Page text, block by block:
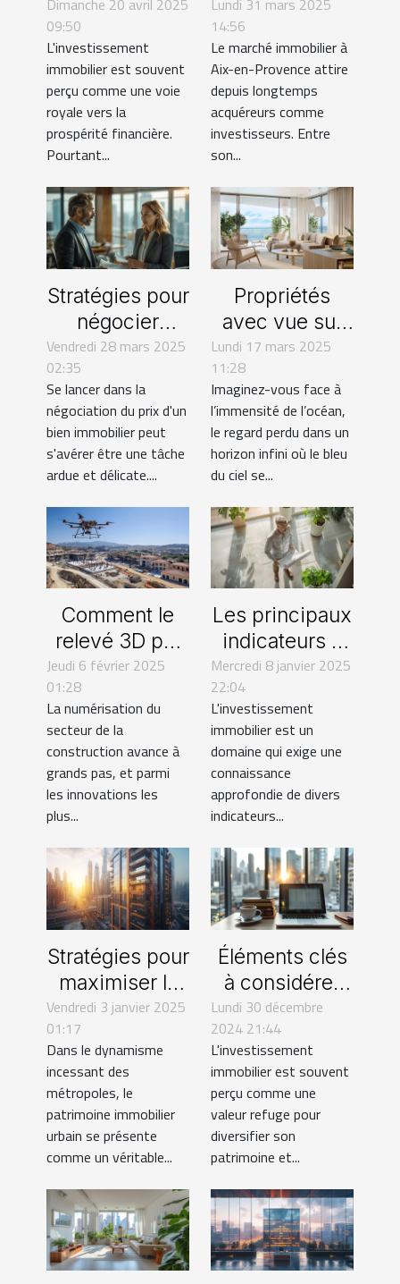
rentabilité de
investissement
immobilier
Dimanche 20 avril 2025
09:50
L'investissement
immobilier est souvent
perçu comme une voie
royale vers la
prospérité financière.
Pourtant...
Provence :
faites appel à
des agents qui
connaissent
vraiment le
marché !
Lundi 31 mars 2025
14:56
Le marché immobilier à
Aix-en-Provence attire
depuis longtemps
acquéreurs comme
investisseurs. Entre
son...
Stratégies pour
négocier
efficacement
le prix d'un
bien
immobilier
Vendredi 28 mars 2025
02:35
Se lancer dans la
négociation du prix d'un
bien immobilier peut
s'avérer être une tâche
ardue et délicate....
Propriétés
avec vue sur
mer à Sint
Maarten : une
invitation à la
sérénité
Lundi 17 mars 2025
11:28
Imaginez-vous face à
l’immensité de l’océan,
le regard perdu dans un
horizon infini où le bleu
du ciel se...
Comment le
relevé 3D par
drone
révolutionne le
secteur de la
construction
Jeudi 6 février 2025
01:28
La numérisation du
secteur de la
construction avance à
grands pas, et parmi
les innovations les
plus...
Les principaux
indicateurs à
connaître avant
d'acheter un
bien
immobilier
Mercredi 8 janvier 2025
22:04
L'investissement
immobilier est un
domaine qui exige une
connaissance
approfondie de divers
indicateurs...
Stratégies pour
maximiser la
valeur de biens
immobiliers en
zones
urbaines
Vendredi 3 janvier 2025
01:17
Dans le dynamisme
incessant des
métropoles, le
patrimoine immobilier
urbain se présente
comme un véritable...
Éléments clés
à considérer
avant
d'investir dans
l'immobilier
Lundi 30 décembre
2024 21:44
L'investissement
immobilier est souvent
perçu comme une
valeur refuge pour
diversifier son
patrimoine et...